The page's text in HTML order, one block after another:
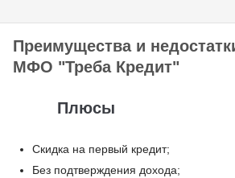
Преимущества и
МФО "Треба Кредит"
Плюсы
Скидка на первый кредит;
Без подтверждения дохода;